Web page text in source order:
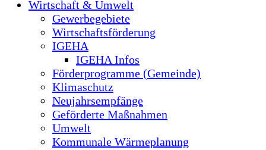
Wirtschaft & Umwelt
Gewerbegebiete
Wirtschaftsförderung
IGEHA
IGEHA Infos
Förderprogramme (Gemeinde)
Klimaschutz
Neujahrsempfänge
Geförderte Maßnahmen
Umwelt
Kommunale Wärmeplanung